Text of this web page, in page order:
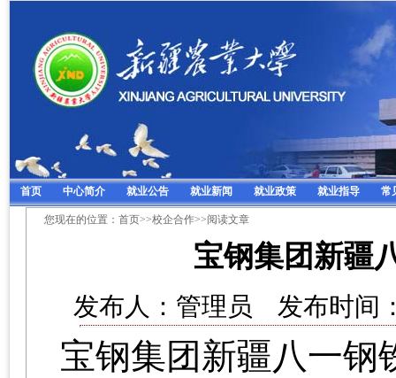
首页 中心简介 就业公告 就业新闻 就业政策 就业指导 常
您现在的位置：首页>>校企合作>>阅读文章
宝钢集团新疆
发布人：管理员 发布时间
宝钢集团新疆八一钢